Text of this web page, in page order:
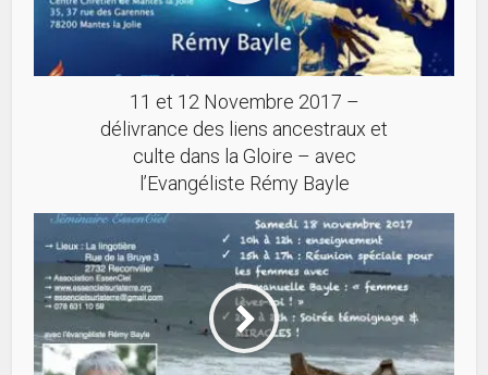
11 et 12 Novembre 2017 –
délivrance des liens ancestraux et
culte dans la Gloire – avec
l’Evangéliste Rémy Bayle